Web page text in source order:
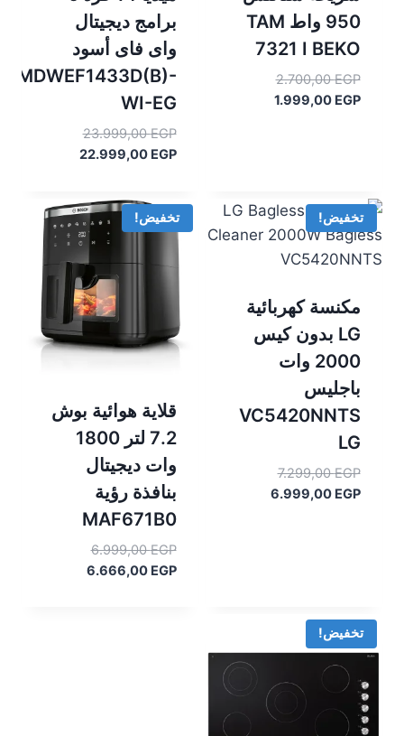
950 واط TAM
7321 I BEKO
2.700,00EGP
السعر
الأصلي1.999,00 EGP
السعر
برامج ديجيتال
واى فاى أسود
MDWEF1433D(B)-
WI-EG
23.999,00EGP
السعر
الأصلي22.999,00 EGP
السعر
22.999,00 EGP.
تخفيض!
مكنسة كهربائية
LG بدون كيس
2000 وات
باجليس
VC5420NNTS
LG
7.299,00EGP
السعر
الأصلي6.999,00 EGP
السعر
تخفيض!
قلاية هوائية بوش
7.2 لتر 1800
وات ديجيتال
بنافذة رؤية
MAF671B0
6.999,00EGP
السعر
الأصلي6.666,00 EGP
السعر
تخفيض!